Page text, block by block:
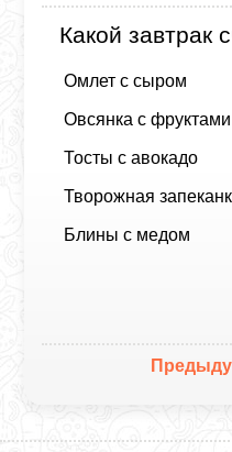
Какой завтрак
Омлет с сыром
Овсянка с фруктами
Тосты с авокадо
Творожная
Блины с медом